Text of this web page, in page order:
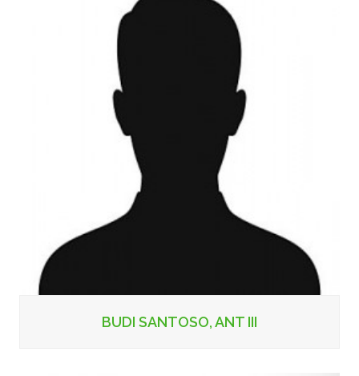
BUDI SANTOSO, ANT III